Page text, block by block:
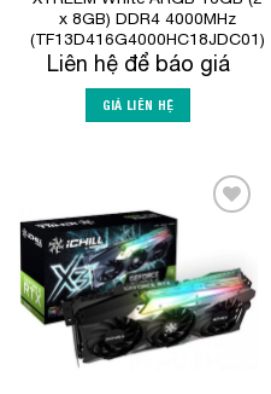
x 8GB) DDR4 4000MHz
(TF13D416G4000HC18JDC01)
Liên hệ để báo giá
GIÁ LIÊN HỆ